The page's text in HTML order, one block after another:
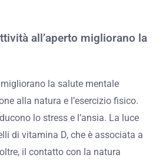
all’aperto migliorano la
la salute mentale
alla natura e l’esercizio fisico.
lo stress e l’ansia. La luce
di vitamina D, che è associata a
il contatto con la natura